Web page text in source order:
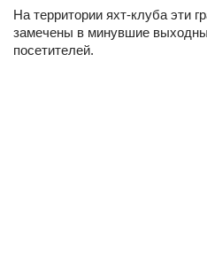
На территории яхт-клуба эти
замечены в минувшие
посетителей.